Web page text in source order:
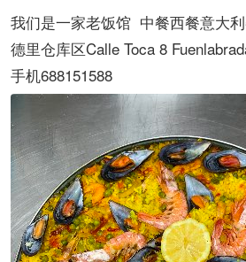
我们是一家老饭馆 中餐西餐意大
德里仓库区Calle Toca 8
手机688151588